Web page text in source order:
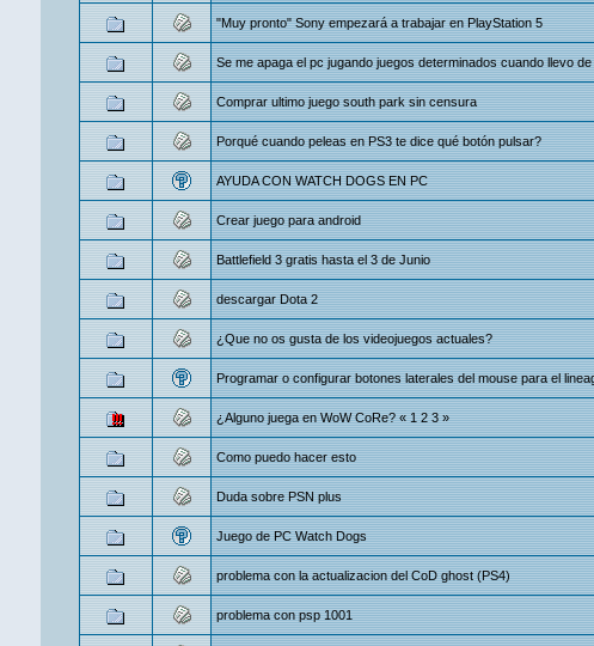
"Muy pronto" Sony empezará a trabajar en PlayStation 5
Se me apaga el pc jugando juegos determinados cuando llevo
Comprar ultimo juego south park sin censura
Porqué cuando peleas en PS3 te dice qué botón pulsar?
AYUDA CON WATCH DOGS EN PC
Crear juego para android
Battlefield 3 gratis hasta el 3 de Junio
descargar Dota 2
¿Que no os gusta de los videojuegos actuales?
Programar o configurar botones laterales del mouse para el
¿Alguno juega en WoW CoRe? «1 2 3»
Como puedo hacer esto
Duda sobre PSN plus
Juego de PC Watch Dogs
problema con la actualizacion del CoD ghost (PS4)
problema con psp 1001